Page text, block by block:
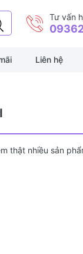
Tư vấn
Liên hệ
thật nhiều sản